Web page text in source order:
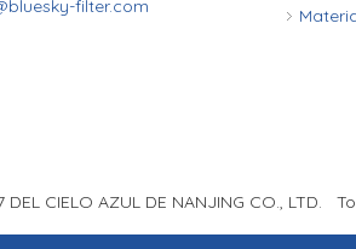
filter.com
DEL CIELO AZUL DE NANJING CO., LTD.